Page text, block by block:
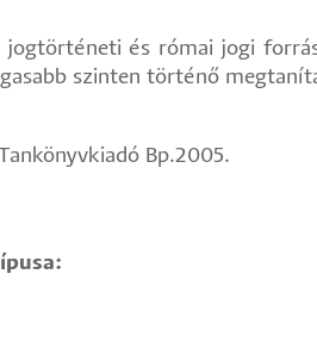
és római jogi
szinten történő
Bp.2005.